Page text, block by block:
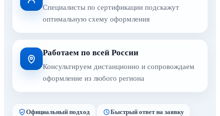
Специалисты по сертификации подскажут
оптимальную схему оформления
Работаем по всей России
Консультируем дистанционно и сопровождаем
оформление из любого региона
Официальный подход Быстрый ответ на заявку